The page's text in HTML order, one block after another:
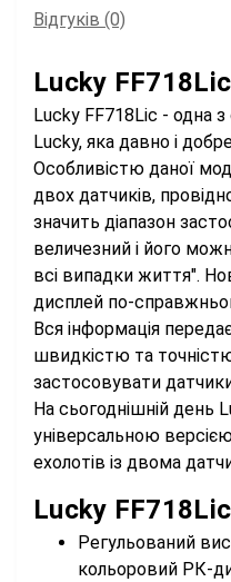
Відгуків (0)
Lucky FF718Lic
Lucky FF718Lic - одна з
Lucky, яка давно і
Особливістю даної
двох датчиків,
значить діапазон
величезний і його
всі випадки життя".
дисплей по-
Вся інформація
швидкістю та
застосовувати
На сьогоднішній день
універсальною
ехолотів із двома
Lucky
Регульований
кольоровий РК-